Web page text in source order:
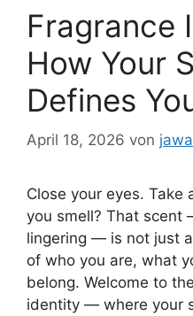
Fragrance
How Your
Defines
April 18, 2026 von
Close your eyes. Take
you smell? That scent
lingering — is not just
of who you are, what
belong. Welcome to
identity — where your